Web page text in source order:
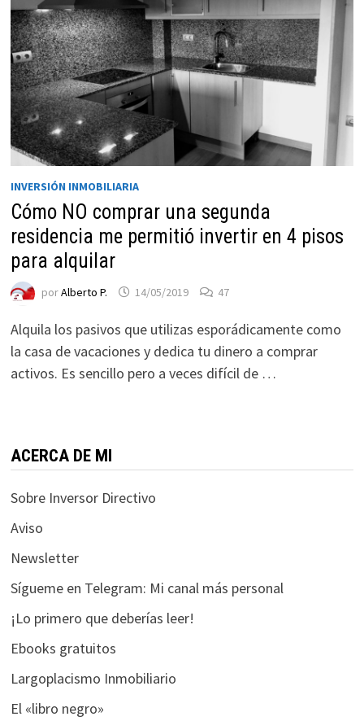
INVERSIÓN INMOBILIARIA
Cómo NO comprar una segunda
residencia me permitió invertir en 4 pisos
para alquilar
porAlberto P. 14/05/2019 47
Alquila los pasivos que utilizas esporádicamente como
la casa de vacaciones y dedica tu dinero a comprar
activos. Es sencillo pero a veces difícil de …
ACERCA DE MI
Sobre Inversor Directivo
Aviso
Newsletter
Sígueme en Telegram: Mi canal más personal
¡Lo primero que deberías leer!
Ebooks gratuitos
Largoplacismo Inmobiliario
El «libro negro»
Necesarias
cookies no
opcionales.
Son
necesarias
Para que
podamos
funcionalidad
de la web, en
base a cómo
Experiencia
Para que